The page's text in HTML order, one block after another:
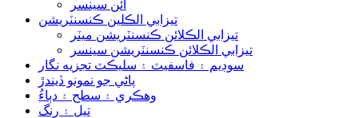
آئن سينسر
تيزابي الڪلين ڪنسنٽريشن
تيزابي الڪلائن ڪنسنٽريشن ميٽر
تيزابي الڪلائن ڪنسنٽريشن سينسر
سوڊيم ۽ فاسفيٽ ۽ سليڪٽ تجزيه نگار
پاڻي جو نمونو ڏيندڙ
وهڪري ۽ سطح ۽ دٻاءُ
تيل ۽ رنگ